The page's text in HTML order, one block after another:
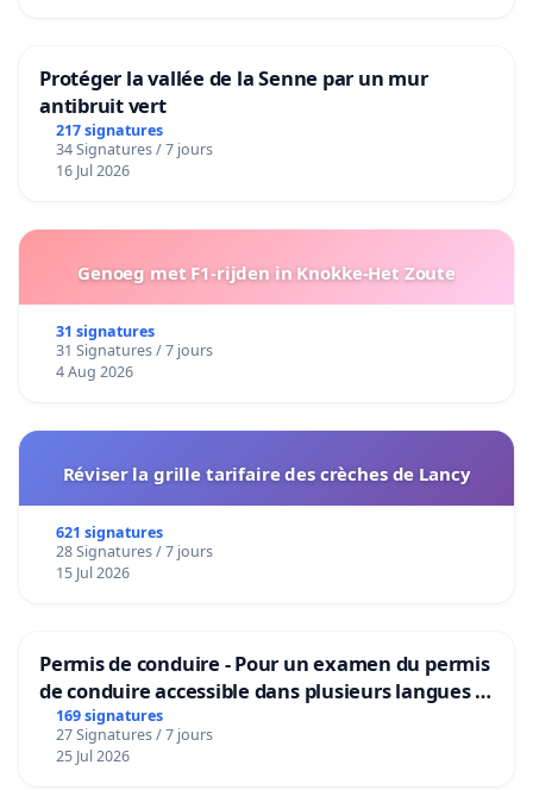
Protéger la vallée de la Senne par un mur
antibruit vert
217 signatures
34 Signatures / 7 jours
16 Jul 2026
Genoeg met F1-rijden in Knokke-Het Zoute
31 signatures
31 Signatures / 7 jours
4 Aug 2026
Réviser la grille tarifaire des crèches de Lancy
621 signatures
28 Signatures / 7 jours
15 Jul 2026
Permis de conduire - Pour un examen du permis
de conduire accessible dans plusieurs langues à
Bruxelles
169 signatures
27 Signatures / 7 jours
25 Jul 2026